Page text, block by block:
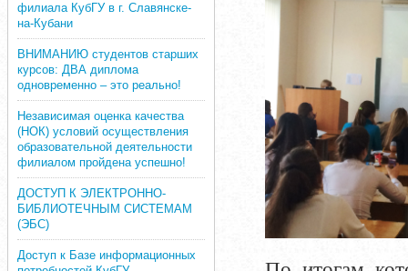
филиала КубГУ в г. Славянске-
на-Кубани
ВНИМАНИЮ студентов старших
курсов: ДВА диплома
одновременно – это реально!
Независимая оценка качества
(НОК) условий осуществления
образовательной деятельности
филиалом пройдена успешно!
ДОСТУП К ЭЛЕКТРОННО-
БИБЛИОТЕЧНЫМ СИСТЕМАМ
(ЭБС)
Доступ к Базе информационных